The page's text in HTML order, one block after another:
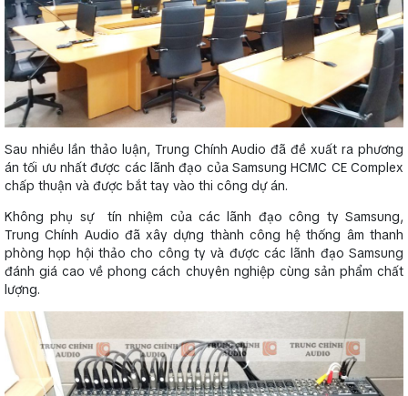
Sau nhiều lần thảo luận, Trung Chính Audio đã đề xuất ra phương
án tối ưu nhất được các lãnh đạo của Samsung HCMC CE Complex
chấp thuận và được bắt tay vào thi công dự án.
Không phụ sự tín nhiệm của các lãnh đạo công ty Samsung,
Trung Chính Audio đã xây dựng thành công hệ thống âm thanh
phòng họp hội thảo cho công ty và được các lãnh đạo Samsung
đánh giá cao về phong cách chuyên nghiệp cùng sản phẩm chất
lượng.